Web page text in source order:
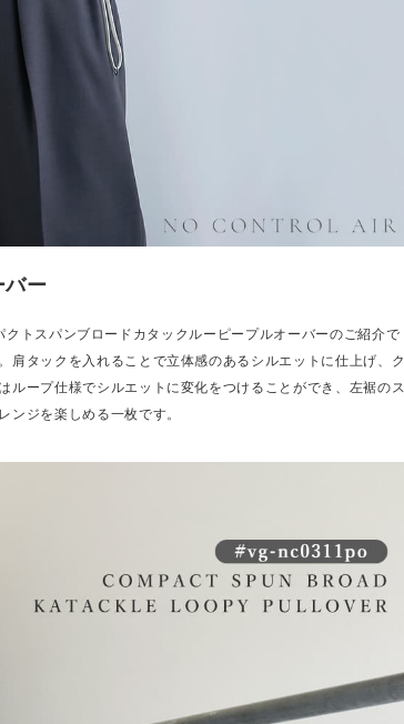
ー
トスパンブロードカタックルーピープルオーバーのご紹介で
タックを入れることで立体感のあるシルエットに仕上げ、ク
ループ仕様でシルエットに変化をつけることができ、左裾のス
ンジを楽しめる一枚です。